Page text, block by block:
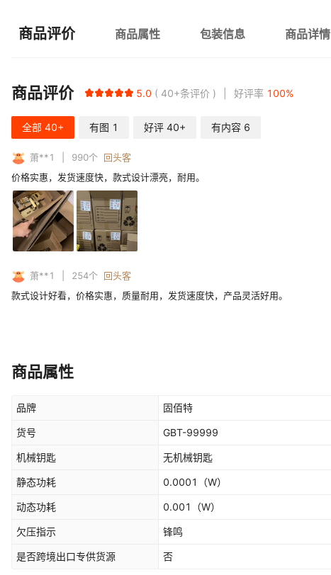
商品评价 商品属性 包装信息 商品详情
商品评价 5.0 40+条评价 好评率 100%
全部 40+ 有图 1 好评 40+ 有内容 6
萧**1 990个 回头客
价格实惠，发货速度快，款式设计漂亮，耐用。
萧**1 254个 回头客
款式设计好看，价格实惠，质量耐用，发货速度快，产品灵活好用。
商品属性
品牌 固佰特
货号 GBT-99999
机械钥匙 无机械钥匙
静态功耗 0.0001 （W）
动态功耗 0.001 （W）
欠压指示 锋鸣
是否跨境出口专供货源 否